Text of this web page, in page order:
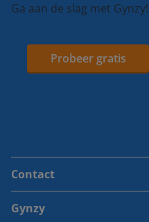
Ga aan de slag met Gynzy!
Probeer gratis
Contact
Gynzy